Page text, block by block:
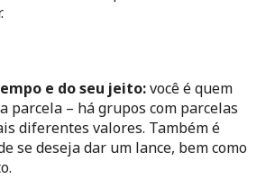
e do seu jeito: você é quem
parcela – há grupos com parcelas
diferentes valores. Também é
se deseja dar um lance, bem como